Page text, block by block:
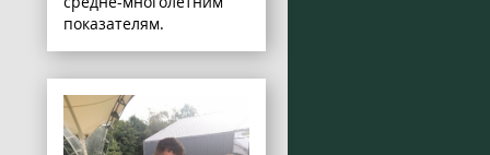
показателям.